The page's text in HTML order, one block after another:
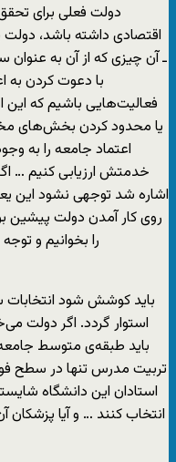
دولت فعلی برای
اقتصادی داشته باشد، دولت
ـ آن چیزی که از آن به
با دعوت کردن به
فعالیت‌هایی باشیم که این
یا محدود کردن بخش‌های
اعتماد جامعه را به
خدمتش ارزیابی کنیم …
اشاره شد توجهی نشود این
روی کار آمدن دولت پیشین
را بخوانیم و
استوار گردد. اگر دولت
باید طبقه‌ی متوسط جامعه
تربیت مدرس تنها در سطح
استادان این دانشگاه
انتخاب کنند … و آیا پزشکان